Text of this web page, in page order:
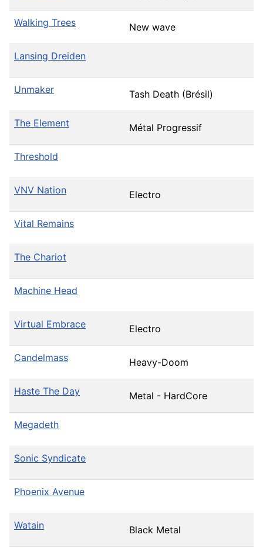
Walking Trees New wave
Lansing Dreiden
Unmaker Tash Death (Brésil)
The Element Métal Progressif
Threshold
VNV Nation Electro
Vital Remains
The Chariot
Machine Head
Virtual Embrace Electro
Candelmass Heavy-Doom
Haste The Day Metal - HardCore
Megadeth
Sonic Syndicate
Phoenix Avenue
Watain Black Metal